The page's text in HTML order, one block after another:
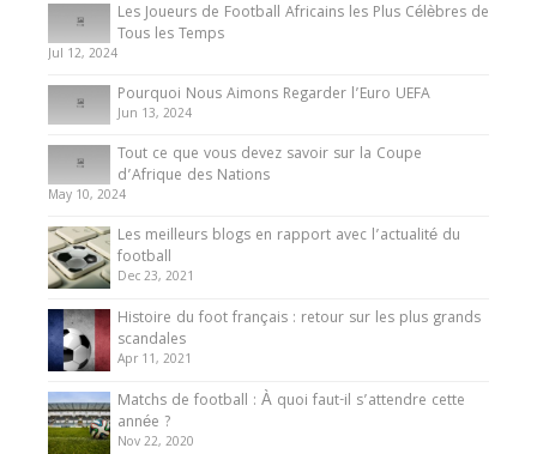
Les Joueurs de Football Africains les Plus Célèbres de
Tous les Temps
Jul 12, 2024
Pourquoi Nous Aimons Regarder l’Euro UEFA
Jun 13, 2024
Tout ce que vous devez savoir sur la Coupe
d’Afrique des Nations
May 10, 2024
Les meilleurs blogs en rapport avec l’actualité du
football
Dec 23, 2021
Histoire du foot français : retour sur les plus grands
scandales
Apr 11, 2021
Matchs de football : À quoi faut-il s’attendre cette
année ?
Nov 22, 2020